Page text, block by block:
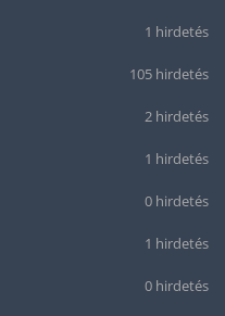
1 hirdetés
105 hirdetés
2 hirdetés
1 hirdetés
0 hirdetés
1 hirdetés
0 hirdetés